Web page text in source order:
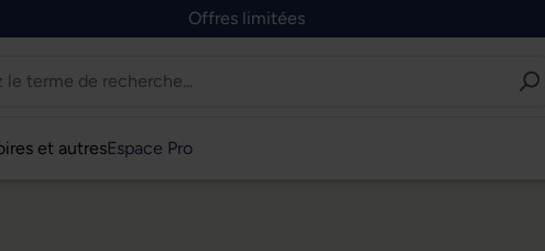
Offres limitées
et autresEspace Pro